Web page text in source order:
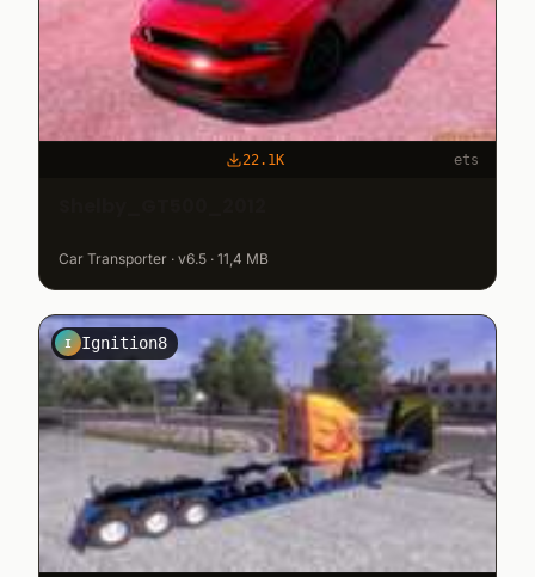
22.1K ets
Car Transporter · v6.5 · 11,4 MB
I Ignition8